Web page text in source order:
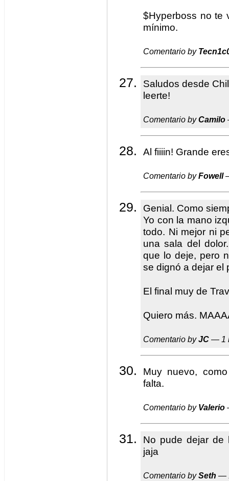
$Hyperboss no te
mínimo.
Comentario by
Saludos desde
leerte!
Comentario byCamilo
Al fiiiin! Grande
Comentario byFowell
Genial. Como
Yo con la mano
todo. Ni mejor ni
una sala del
que lo deje, pero
se dignó a dejar el
El final muy de
Quiero más.
Comentario byJC — 1
Muy nuevo,
falta.
Comentario by Valerio
No pude dejar de
jaja
Comentario bySeth —